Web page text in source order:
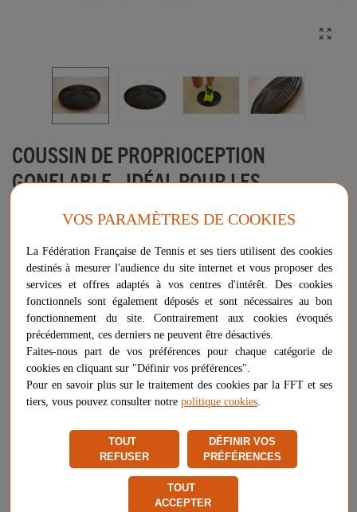
COUSSIN DE PROPRIOCEPTION
GONFLABLE - IDÉAL POUR LES
EXERCICES D'ÉQUILIBRE
exercices d'équilibre/coordination
✅ L'équilibre est un des clé du tennisman, ne négligez pas cette
caractéristique pour progresser toujours plus !
✅ Produit idéal pour les clubs, collectivités, ou en milieu scolaire
✅ Livraison très rapide : 2 jours ouvrés directement de l'entrepôt
Plus d'informations sur ce produit
Voir les questions / réponses
RUPTURE DE STOCK
Signaler un problème d'ordre juridique
VOS PARAMÈTRES DE COOKIES
La Fédération Française de Tennis et ses tiers utilisent des cookies
destinés à mesurer l'audience du site internet et vous proposer des
services et offres adaptés à vos centres d'intérêt. Des cookies
fonctionnels sont également déposés et sont nécessaires au bon
fonctionnement du site. Contrairement aux cookies évoqués
précédemment, ces derniers ne peuvent être désactivés.
Faites-nous part de vos préférences pour chaque catégorie de
cookies en cliquant sur "Définir vos préférences".
Pour en savoir plus sur le traitement des cookies par la FFT et ses
tiers, vous pouvez consulter notre politique cookies
TOUT
REFUSER
DÉFINIR VOS
PRÉFÉRENCES
TOUT
ACCEPTER